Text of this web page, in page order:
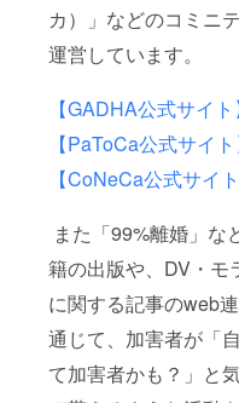
カ）」などのコミニ
運営しています。
【GADHA公式サイト
【PaToCa公式サイト
【CoNeCa公式サイト
また「99%離婚」な
籍の出版や、DV・モ
に関する記事のweb
通じて、加害者が「
て加害者かも？」と